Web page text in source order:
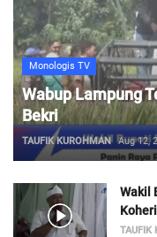
Monologis TV
Wabup Lampung
Bekri
TAUFIK KUROHMAN Aug 12,
Wakil
TAUFIK